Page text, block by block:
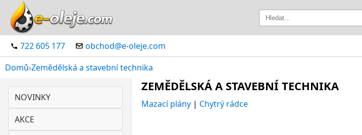
722 605 177
obchod@e-oleje.com
Domů›Zemědělská a stavební technika
NOVINKY
AKCE
ZEMĚDĚLSKÁ A STAVEBNÍ TECHNIKA
Mazací plány | Chytrý rádce